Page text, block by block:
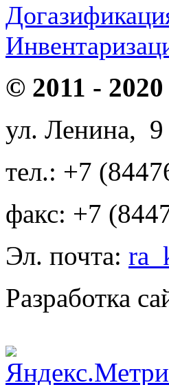
© 2011 -
ул. Ленина, 9
тел.: +7
факс: +7
Эл. почта:
Разработка